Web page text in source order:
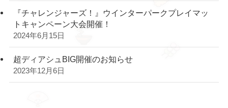
『チャレンジャーズ！』ウインターパークプレイマッ
トキャンペーン大会開催！
2024年6月15日
超ディアシュBIG開催のお知らせ
2023年12月6日